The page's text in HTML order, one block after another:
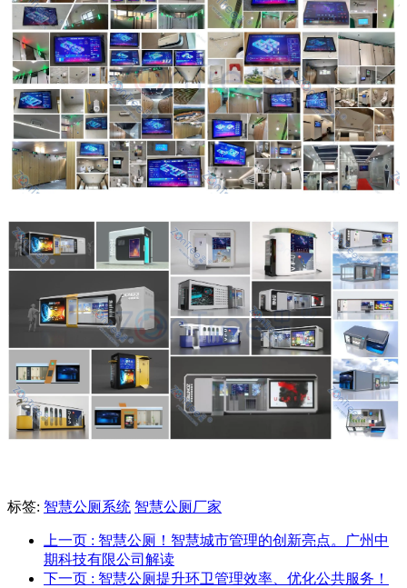
标签: 智慧公厕系统 智慧公厕厂家
上一页 : 智慧公厕！智慧城市管理的创新亮点。广州中
期科技有限公司解读
下一页 : 智慧公厕提升环卫管理效率、优化公共服务！